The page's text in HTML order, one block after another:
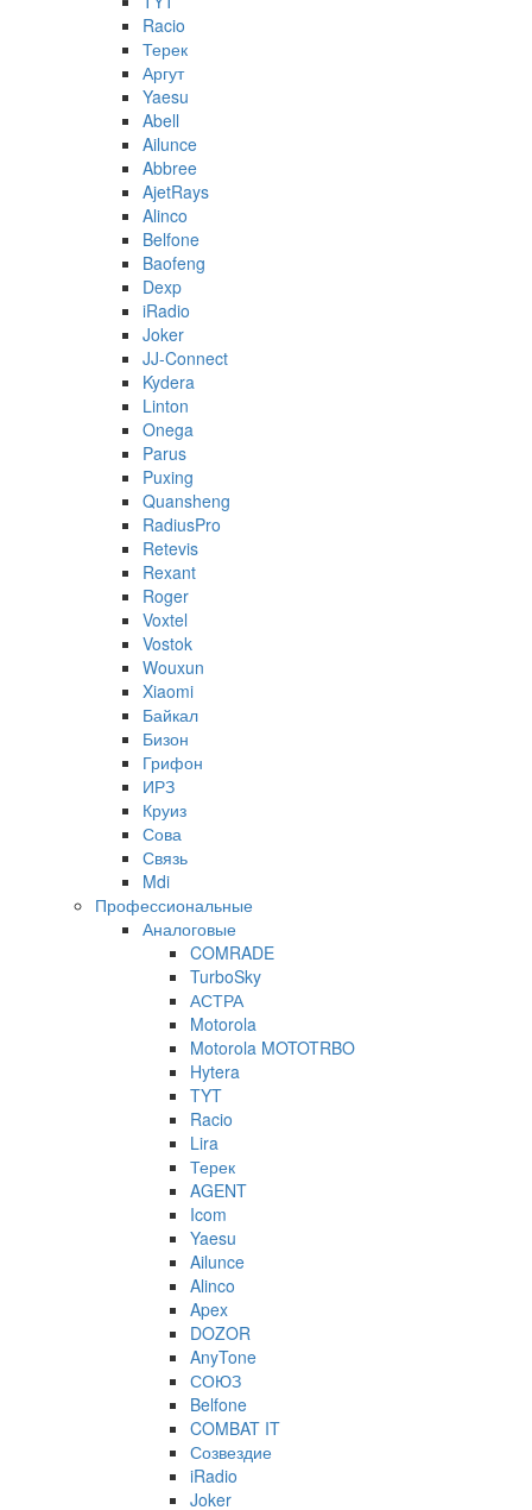
Racio
Терек
Аргут
Yaesu
Abell
Ailunce
Abbree
AjetRays
Alinco
Belfone
Baofeng
Dexp
iRadio
Joker
JJ-Connect
Kydera
Linton
Onega
Parus
Puxing
Quansheng
RadiusPro
Retevis
Rexant
Roger
Voxtel
Vostok
Wouxun
Xiaomi
Байкал
Бизон
Грифон
ИРЗ
Круиз
Сова
Связь
Mdi
Профессиональные
Аналоговые
COMRADE
TurboSky
АСТРА
Motorola
Motorola MOTOTRBO
Hytera
TYT
Racio
Lira
Терек
AGENT
Icom
Yaesu
Ailunce
Alinco
Apex
DOZOR
AnyTone
СОЮЗ
Belfone
COMBAT IT
Созвездие
iRadio
Joker